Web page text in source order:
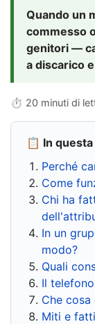
Quando un
commesso
genitori —
a discarico
⏱ 20 minuti di
📋 In
Perché
Come
Chi ha
In un
modo?
Quali
Il
Che
Miti e fatti